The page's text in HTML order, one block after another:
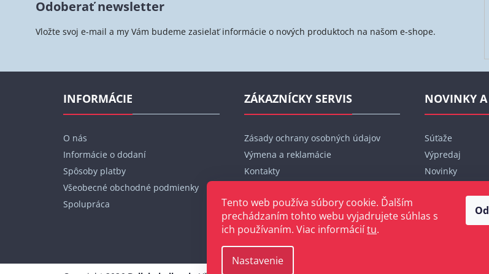
Tento web používa súbory cookie. Ďalším
prechádzaním tohto webu vyjadrujete súhlas s
ich používaním. Viac informáciítu.
Nastavenie
Odoberať newsletter
Vložte svoj e-mail a my Vám budeme zasielať informácie o nových produktoch na našom e-shope.
e
INFORMÁCIE
O nás
Informácie o dodaní
Spôsoby platby
Všeobecné obchodné podmienky
Spolupráca
ZÁKAZNÍCKY SERVIS
Zásady ochrany osobných údajov
Výmena a reklamácie
Kontakty
NOVINKY A
Súťaže
Výpredaj
Novinky